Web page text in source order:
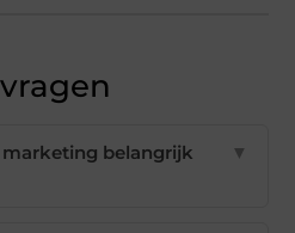
belangrijk
▼